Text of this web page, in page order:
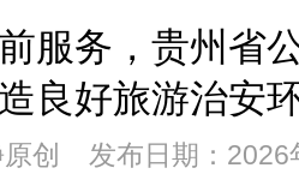
服务，贵州省
良好旅游治安
原创 发布日期：2026